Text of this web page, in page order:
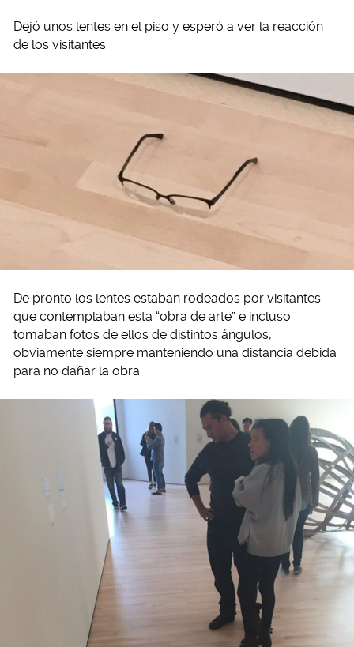
Dejó unos lentes en el piso y esperó a ver la reacción
de los visitantes.
De pronto los lentes estaban rodeados por visitantes
que contemplaban esta “obra de arte” e incluso
tomaban fotos de ellos de distintos ángulos,
obviamente siempre manteniendo una distancia debida
para no dañar la obra.